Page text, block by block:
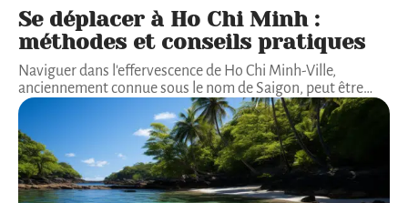
Se déplacer à Ho Chi Minh :
méthodes et conseils pratiques
Naviguer dans l'effervescence de Ho Chi Minh-Ville,
anciennement connue sous le nom de Saigon, peut être…